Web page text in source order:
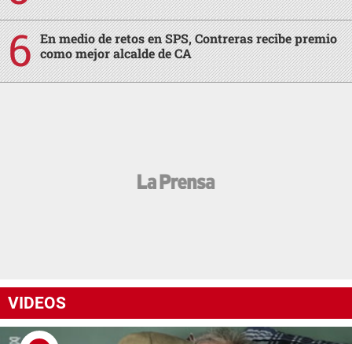
En medio de retos en SPS, Contreras recibe premio
como mejor alcalde de CA
VIDEOS